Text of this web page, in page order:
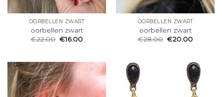
OORBELLEN ZWART
oorbellen zwart
€22.00 €16.00
OORBELLEN ZWART
oorbellen zwart
€28.00 €20.00